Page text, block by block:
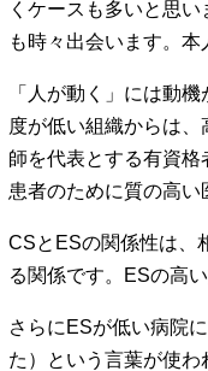
くケースも多いと思
も時々出会います。
「人が動く」には動
度が低い組織からは
師を代表とする有資格
患者のために質の高い
CSとESの関係性は、
る関係です。ESの高
さらにESが低い病院
た）という言葉が使